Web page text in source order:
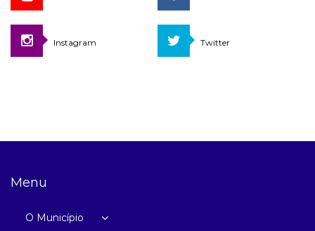
Instagram Twitter
Menu
O Município